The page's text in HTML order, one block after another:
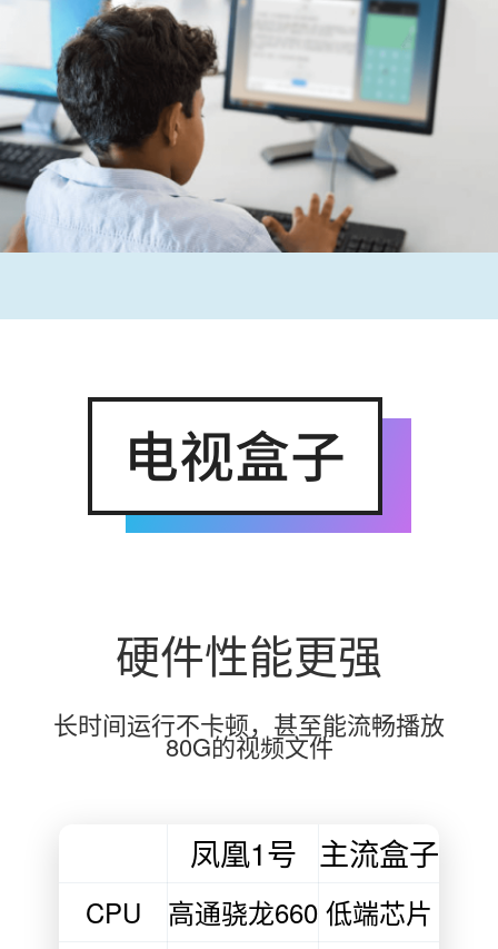
硬件性能更强
长时间运行不卡顿，甚至能流畅播放
80G的视频文件
凤凰1号 主流盒子
CPU 高通骁龙660 低端芯片